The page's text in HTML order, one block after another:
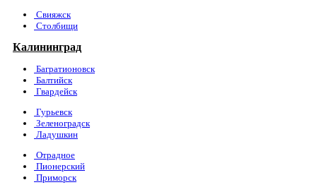
Свияжск
Столбищи
Калининград
Багратионовск
Балтийск
Гвардейск
Гурьевск
Зеленоградск
Ладушкин
Отрадное
Пионерский
Приморск